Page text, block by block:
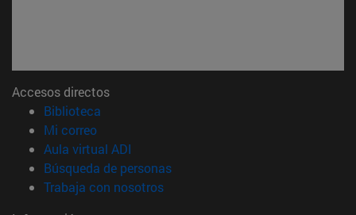
Accesos directos
Biblioteca
Mi correo(abre en nueva ventana)
Aula virtual ADI
Búsqueda de personas(abre en nueva ventana)
Trabaja con nosotros(abre en nueva ventana)